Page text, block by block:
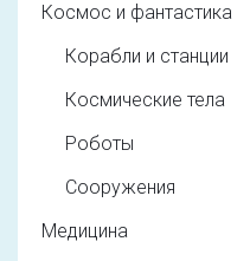
Космос и фантастика
Корабли и станции
Космические тела
Роботы
Сооружения
Медицина